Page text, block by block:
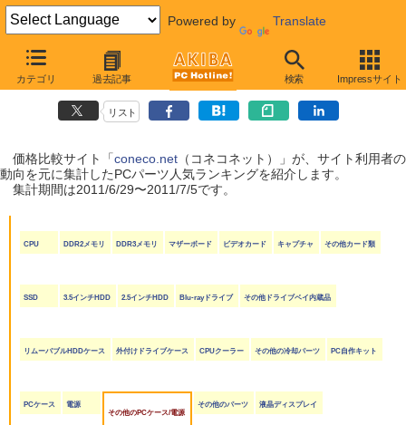
Powered by Translate
カテゴリ 過去記事 検索 Impressサイト
coneco.net人気ランキング（PCパーツ編）
（2011/6/29〜2011/7/5）
リスト
価格比較サイト「coneco.net（コネコネット）」が、サイト利用者の
動向を元に集計したPCパーツ人気ランキングを紹介します。
集計期間は2011/6/29〜2011/7/5です。
CPU DDR2メモリ DDR3メモリ マザーボード ビデオカード キャプチャ その他カード類
SSD 3.5インチHDD 2.5インチHDD Blu-rayドライブ その他ドライブベイ内蔵品
リムーバブルHDDケース 外付けドライブケース CPUクーラー その他の冷却パーツ PC自作キット
PCケース
電源
その他のPCケース/電源
その他のパーツ 液晶ディスプレイ